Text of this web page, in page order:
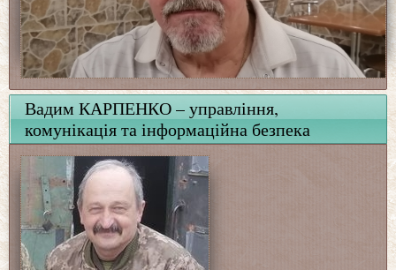
Вадим КАРПЕНКО – управління,
комунікація та інформаційна безпека